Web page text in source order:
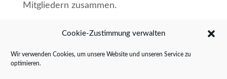
Cookie-Zustimmung verwalten
Wir verwenden Cookies, um unsere Website und unseren Service zu
optimieren.
Mitgliedern zusammen.
Südangeln ist die genaueZusammensetzung
einsehbar.